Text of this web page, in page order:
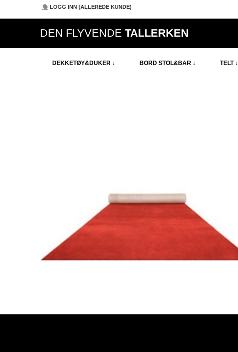
LOGG INN (ALLEREDE KUNDE)
DEN FLYVENDE TALLERKEN
DEKKETØY&DUKER ↓ BORD STOL&BAR ↓ TELT ↓